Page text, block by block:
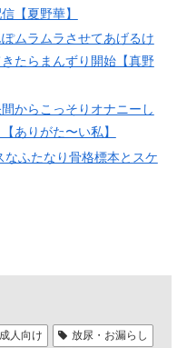
【夏野華】
ムラムラさせてあげるけ
たらまんずり開始【真野
からこっそりオナニーし
ありがた〜い私】
ふたなり骨格標本とスケ
成人向け
放尿・お漏らし